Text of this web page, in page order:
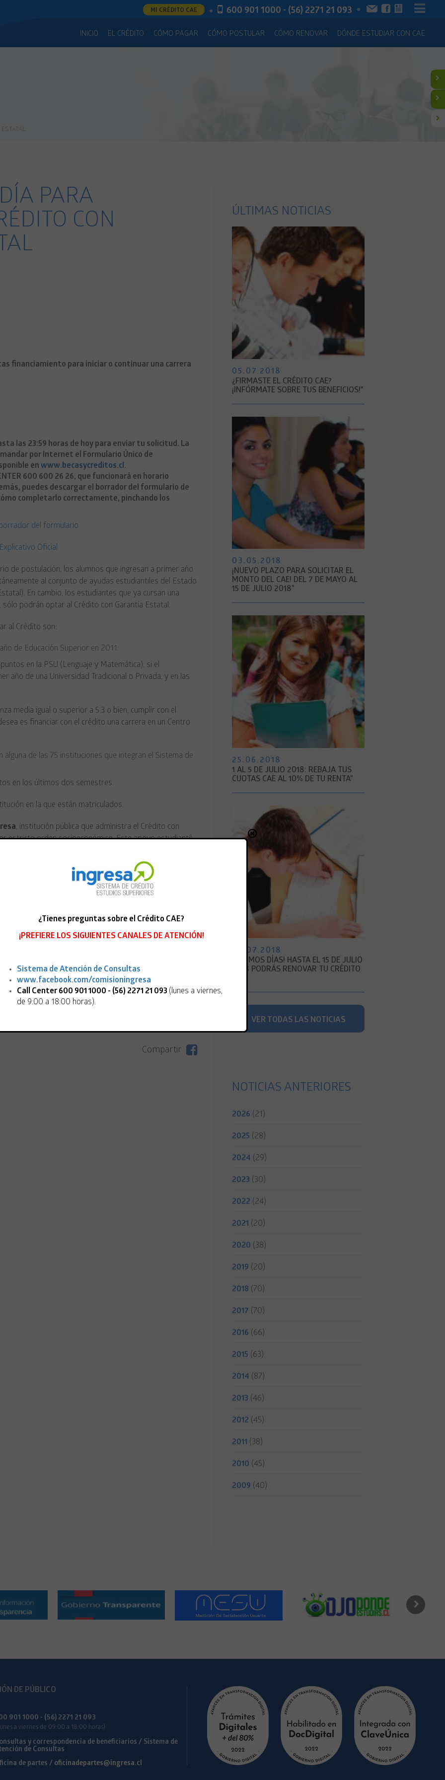
MI CRÉDITO CAE 600 901 1000 - (56) 2271 21 093
INICIO EL CRÉDITO CÓMO PAGAR CÓMO POSTULAR CÓMO RENOVAR DÓNDE ESTUDIAR CON CAE
PARA
CON
financiamiento para iniciar o continuar una carrera
las 23:59 horas de hoy para enviar tu solicitud. La
por Internet el Formulario Único de
en www.becasycreditos.cl.
600 600 26 26, que funcionará en horario
puedes descargar el borrador del formulario de
completarlo correctamente, pinchando los
del formulario
Oficial
de postulación, los alumnos que ingresan a primer año
al conjunto de ayudas estudiantiles del Estado
En cambio, los estudiantes que ya cursan una
podrán optar al Crédito con Garantía Estatal.
al Crédito son:
de Educación Superior en 2011:
en la PSU (Lenguaje y Matemática), si el
año de una Universidad Tradicional o Privada, y en las
media igual o superior a 5,3 o bien, cumplir con el
es financiar con el crédito una carrera en un Centro
alguna de las 75 instituciones que integran el Sistema de
en los últimos dos semestres.
en la que están matriculados.
, institución pública que administra el Crédito con
estricto orden socioeconómico. Este apoyo estudiantil
mayores carencias socioeconómicas y hasta donde
en www.ingresa.cl, portal donde
tu RUT. Si obtienes el beneficio,
En el caso de que no logres esta ayuda,
2011.
Estatal, mantente atento a
a financiamiento por el monto que requieras
Compartir
ÚLTIMAS NOTICIAS
05.07.2018
¿FIRMASTE EL CRÉDITO CAE?
¡INFÓRMATE SOBRE TUS BENEFICIOS!"
03.05.2018
¡NUEVO PLAZO PARA SOLICITAR EL
MONTO DEL CAE! DEL 7 DE MAYO AL
15 DE JULIO 2018"
25.06.2018
1 AL 5 DE JULIO 2018: REBAJA TUS
CUOTAS CAE AL 10% DE TU RENTA"
06.07.2018
¡ÚLTIMOS DÍAS! HASTA EL 15 DE JULIO
2018 PODRÁS RENOVAR TU CRÉDITO
VER TODAS LAS NOTICIAS
NOTICIAS ANTERIORES
2026 (21)
2025 (28)
2024 (29)
2023 (30)
2022 (24)
2021 (20)
2020 (38)
2019 (20)
2018 (70)
2017 (70)
2016 (66)
2015 (63)
2014 (87)
2013 (46)
2012 (45)
2011 (38)
2010 (45)
2009 (40)
DE PÚBLICO
901 1000 - (56) 2271 21 093
a viernes de 09:00 a 18:00 horas)
y correspondencia de beneficiarios / Sistema de
de Consultas
de partes / oficinadepartes@ingresa.cl
¿Tienes preguntas sobre el Crédito CAE?
¡PREFIERE LOS SIGUIENTES CANALES DE ATENCIÓN!
Sistema de Atención de Consultas
www.facebook.com/comisioningresa
Call Center 600 901 1000 - (56) 2271 21 093 (lunes a viernes,
de 9:00 a 18:00 horas).